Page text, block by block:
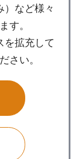
）など様々
す。
を拡充して
さい。